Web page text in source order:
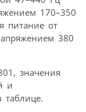
170–350
питание от
380
значения
и
таблице.